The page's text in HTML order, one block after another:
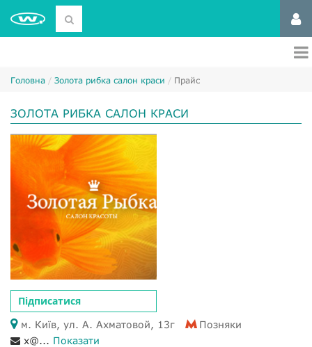
Головна Золота рибка салон краси Прайс
ЗОЛОТА РИБКА САЛОН КРАСИ
Підписатися
м. Київ, ул. А. Ахматовой, 13г
Позняки
x@... Показати